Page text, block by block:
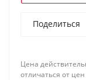
Поделиться
Цена
отличаться от